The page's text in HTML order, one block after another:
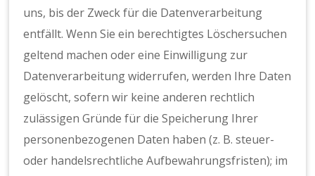
uns, bis der Zweck für die Datenverarbeitung
entfällt. Wenn Sie ein berechtigtes Löschersuchen
geltend machen oder eine Einwilligung zur
Datenverarbeitung widerrufen, werden Ihre Daten
gelöscht, sofern wir keine anderen rechtlich
zulässigen Gründe für die Speicherung Ihrer
personenbezogenen Daten haben (z. B. steuer-
oder handelsrechtliche Aufbewahrungsfristen); im